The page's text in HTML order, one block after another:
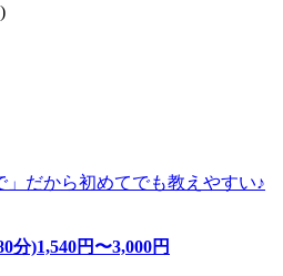
だから初めてでも教えやすい♪
分)1,540円〜3,000円